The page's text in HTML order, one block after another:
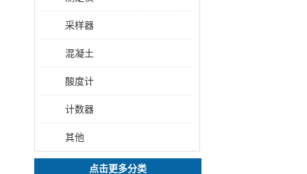
采样器
混凝土
酸度计
计数器
其他
点击更多分类